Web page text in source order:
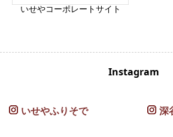
いせやコーポレートサイト
Instagram
いせやふりそで 深